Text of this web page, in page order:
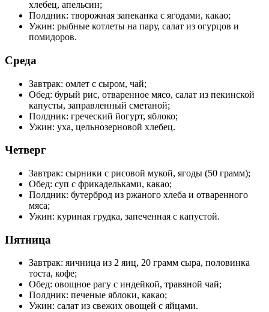
хлебец, апельсин;
Полдник: творожная запеканка с ягодами, какао;
Ужин: рыбные котлеты на пару, салат из огурцов и
помидоров.
Среда
Завтрак: омлет с сыром, чай;
Обед: бурый рис, отваренное мясо, салат из пекинской
капусты, заправленный сметаной;
Полдник: греческий йогурт, яблоко;
Ужин: уха, цельнозерновой хлебец.
Четверг
Завтрак: сырники с рисовой мукой, ягоды (50 грамм);
Обед: суп с фрикадельками, какао;
Полдник: бутерброд из ржаного хлеба и отваренного
мяса;
Ужин: куриная грудка, запеченная с капустой.
Пятница
Завтрак: яичница из 2 яиц, 20 грамм сыра, половинка
тоста, кофе;
Обед: овощное рагу с индейкой, травяной чай;
Полдник: печеные яблоки, какао;
Ужин: салат из свежих овощей с яйцами.